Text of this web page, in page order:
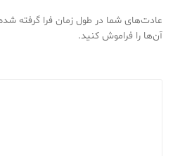
عادت‌های شما در طول زمان فرا گرفته
آن‌ها را فراموش کنید.